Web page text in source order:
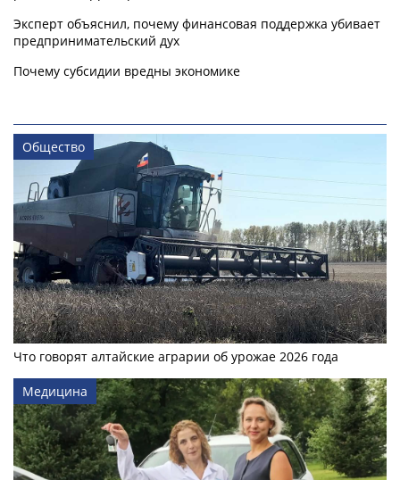
Эксперт объяснил, почему финансовая поддержка убивает
предпринимательский дух
Почему субсидии вредны экономике
Общество
Что говорят алтайские аграрии об урожае 2026 года
Медицина